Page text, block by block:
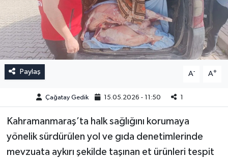
Paylaş A- A+
Çağatay Gedik 15.05.2026 - 11:50 1
Kahramanmaraş’ta halk sağlığını korumaya
yönelik sürdürülen yol ve gıda denetimlerinde
mevzuata aykırı şekilde taşınan et ürünleri tespit